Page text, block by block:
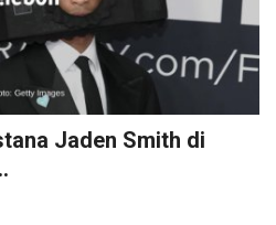
Jaden Smith di